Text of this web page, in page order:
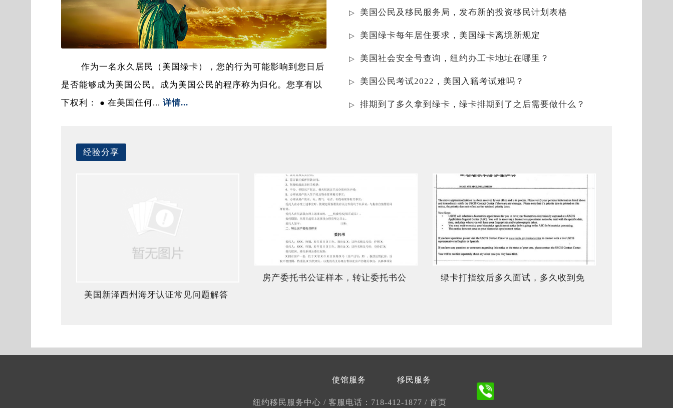
作为一名永久居民（美国绿卡），您的行为可能影响到您日后
是否能够成为美国公民。成为美国公民的程序称为归化。您享有以
下权利： ● 在美国任何... 详情...
美国公民及移民服务局，发布新的投资移民计划表格
美国绿卡每年居住要求，美国绿卡离境新规定
美国社会安全号查询，纽约办工卡地址在哪里？
美国公民考试2022，美国入籍考试难吗？
排期到了多久拿到绿卡，绿卡排期到了之后需要做什么？
经验分享
美国新泽西州海牙认证常见问题解答
房产委托书公证样本，转让委托书公 绿卡打指纹后多久面试，多久收到免
移民服务
使馆服务
纽约移民服务中心 / 客服电话：718-412-1877 / 首页